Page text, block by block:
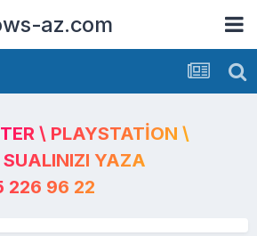
az.com
\ PLAYSTATION \
YAZA
226 96 22